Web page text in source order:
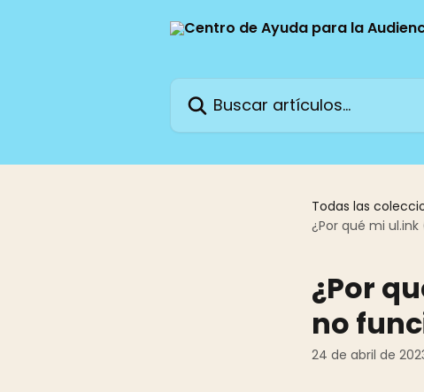
Buscar artículos...
Todas las
¿Por qué mi
¿Por
no
24 de abril de